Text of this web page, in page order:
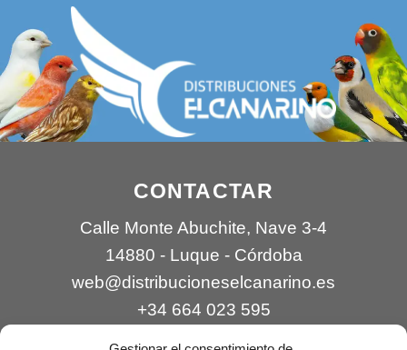
CONTACTAR
Calle Monte Abuchite, Nave 3-4
14880 - Luque - Córdoba
web@distribucioneselcanarino.es
+34 664 023 595